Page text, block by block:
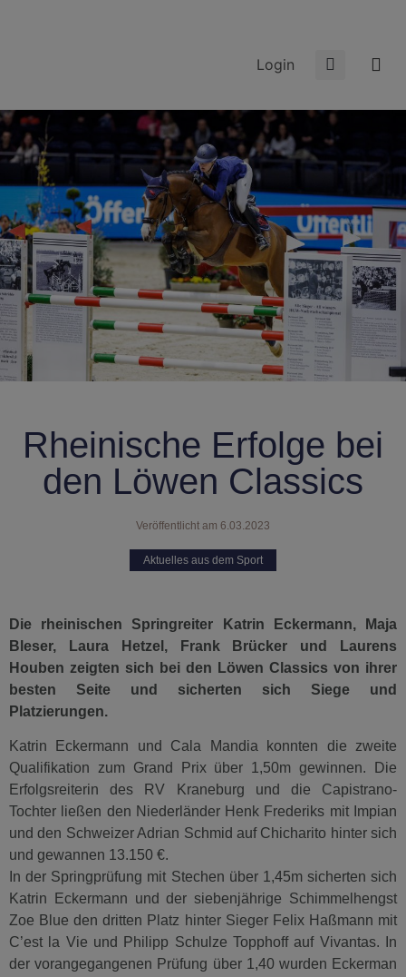
Login
Rheinische Erfolge bei
den Löwen Classics
Veröffentlicht am 6.03.2023
Aktuelles aus dem Sport
Die rheinischen Springreiter Katrin Eckermann, Maja
Bleser, Laura Hetzel, Frank Brücker und Laurens
Houben zeigten sich bei den Löwen Classics von ihrer
besten Seite und sicherten sich Siege und
Platzierungen.
Katrin Eckermann und Cala Mandia konnten die zweite
Qualifikation zum Grand Prix über 1,50m gewinnen. Die
Erfolgsreiterin des RV Kraneburg und die Capistrano-
Tochter ließen den Niederländer Henk Frederiks mit Impian
und den Schweizer Adrian Schmid auf Chicharito hinter sich
und gewannen 13.150 €.
In der Springprüfung mit Stechen über 1,45m sicherten sich
Katrin Eckermann und der siebenjährige Schimmelhengst
Zoe Blue den dritten Platz hinter Sieger Felix Haßmann mit
C’est la Vie und Philipp Schulze Topphoff auf Vivantas. In
der vorangegangenen Prüfung über 1,40 wurden Eckerman